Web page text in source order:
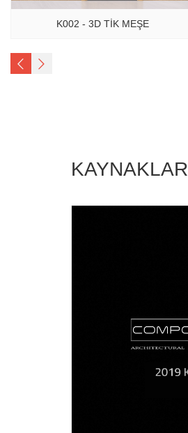
K002 - 3D TİK MEŞE
KAYNAKLAR